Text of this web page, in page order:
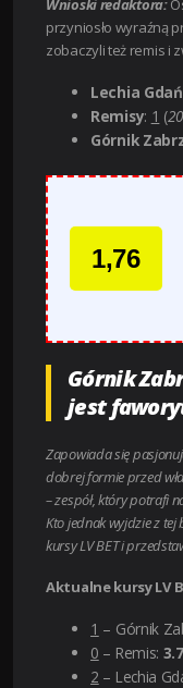
Wnioski redaktora:
przyniosło wyraźną
zobaczyli też remis i
Lechia
Remisy: 1 (
Górnik
1,76
Górnik
jest
Zapowiada się
dobrej formie przed
– zespół, który potrafi
Kto jednak wyjdzie z
kursy LV BET i
Aktualne kursy LV
1 – Górnik
0 – Remis:
2 – Lechia